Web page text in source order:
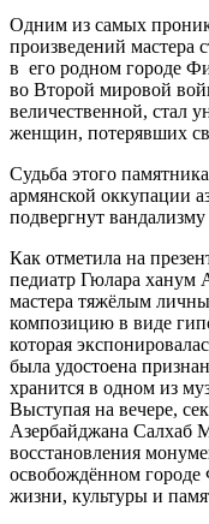
Одним из самых
произведений мастера
в его родном городе
во Второй мировой
величественной, стал
женщин, потерявших
Судьба этого
армянской оккупации
подвергнут
Как отметила на
педиатр Гюлара ханум
мастера тяжёлым
композицию в виде
которая
была удостоена
хранится в одном из
Выступая на вечере,
Азербайджана Салхаб
восстановления
освобождённом
жизни, культуры и